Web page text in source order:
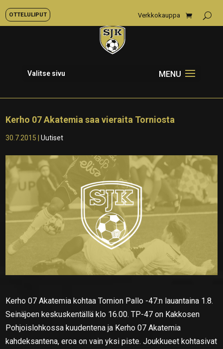
OTTELULIPUT Verkkokauppa
Valitse sivu
Kerho 07 Akatemia saa vieraita Torniosta
30.7.2015 |Uutiset
Kerho 07 Akatemia kohtaa Tornion Pallo -47:n lauantaina 1.8.
Seinäjoen keskuskentällä klo 16.00. TP-47 on Kakkosen
Pohjoislohkossa kuudentena ja Kerho 07 Akatemia
kahdeksantena, eroa on vain yksi piste. Joukkueet kohtasivat